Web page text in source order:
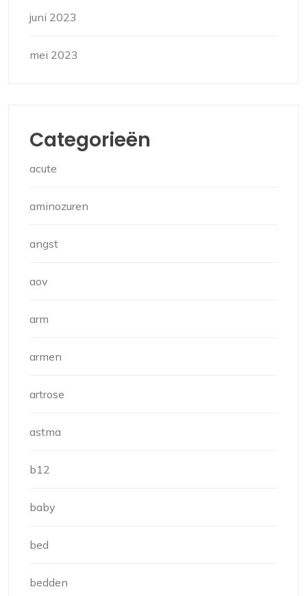
juni 2023
mei 2023
Categorieën
acute
aminozuren
angst
aov
arm
armen
artrose
astma
b12
baby
bed
bedden